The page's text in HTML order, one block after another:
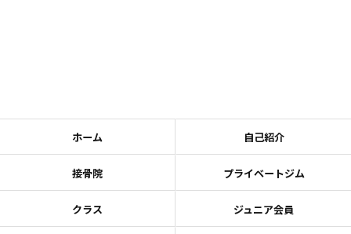
ホーム 自己紹介
接骨院 プライベートジム
クラス ジュニア会員